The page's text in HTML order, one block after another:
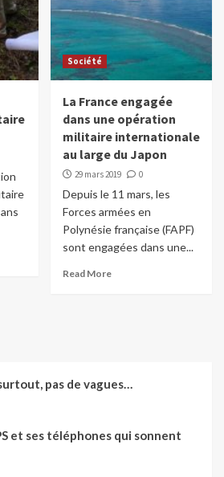
Société
La France engagée
dans une opération
militaire internationale
au large du Japon
29 mars 2019 0
Depuis le 11 mars, les
Forces armées en
Polynésie française (FAPF)
sont engagées dans une...
Read More
pas de vagues…
et ses téléphones qui sonnent